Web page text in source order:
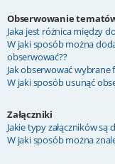
Obserwowanie
Jaka jest różnica między
W jaki sposób można
obserwować??
Jak obserwować wybrane
W jaki sposób usunąć
Załączniki
Jakie typy załączników
W jaki sposób można